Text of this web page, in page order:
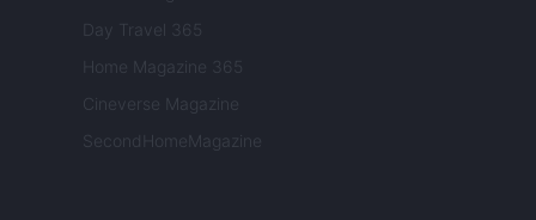
Day Travel 365
Home Magazine 365
Cineverse Magazine
SecondHomeMagazine